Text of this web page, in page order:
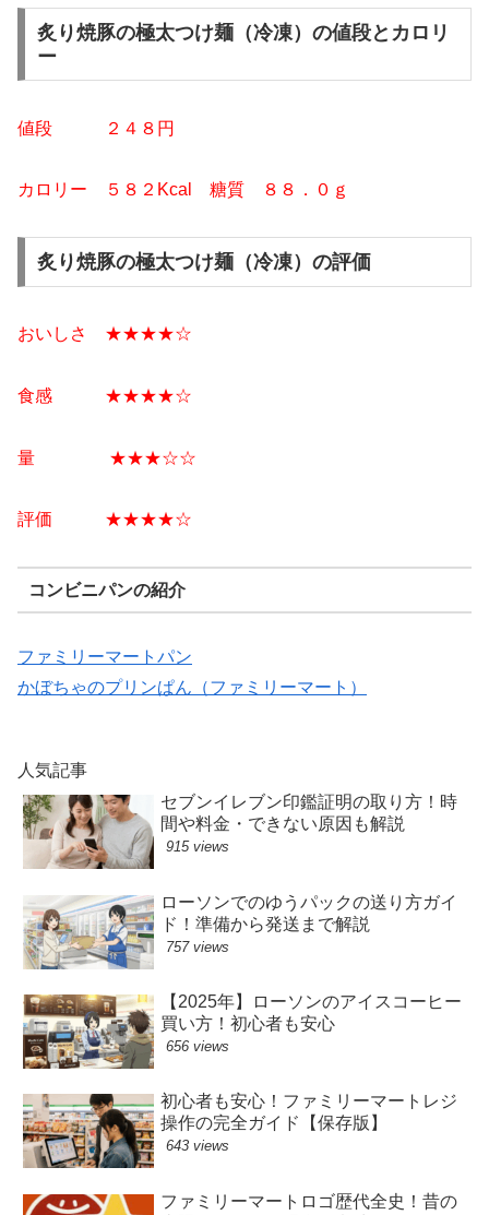
炙り焼豚の極太つけ麺（冷凍）の値段とカロリ
ー
値段 ２４８円
カロリー ５８２Kcal 糖質 ８８ ．０ｇ
炙り焼豚の極太つけ麺（冷凍）の評価
おいしさ ★★★★☆
食感 ★★★★☆
量 ★★★☆☆
評価 ★★★★☆
コンビニパンの紹介
ファミリーマートパン
かぼちゃのプリンぱん（ファミリーマート）
人気記事
セブンイレブン印鑑証明の取り方！時
間や料金・できない原因も解説
915 views
ローソンでのゆうパックの送り方ガイ
ド！準備から発送まで解説
757 views
【2025年】ローソンのアイスコーヒー
買い方！初心者も安心
656 views
初心者も安心！ファミリーマートレジ
操作の完全ガイド【保存版】
643 views
ファミリーマートロゴ歴代全史！昔の